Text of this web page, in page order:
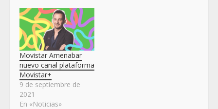
Movistar Amenabar
nuevo canal plataforma
Movistar+
9 de septiembre de
2021
En «Noticias»